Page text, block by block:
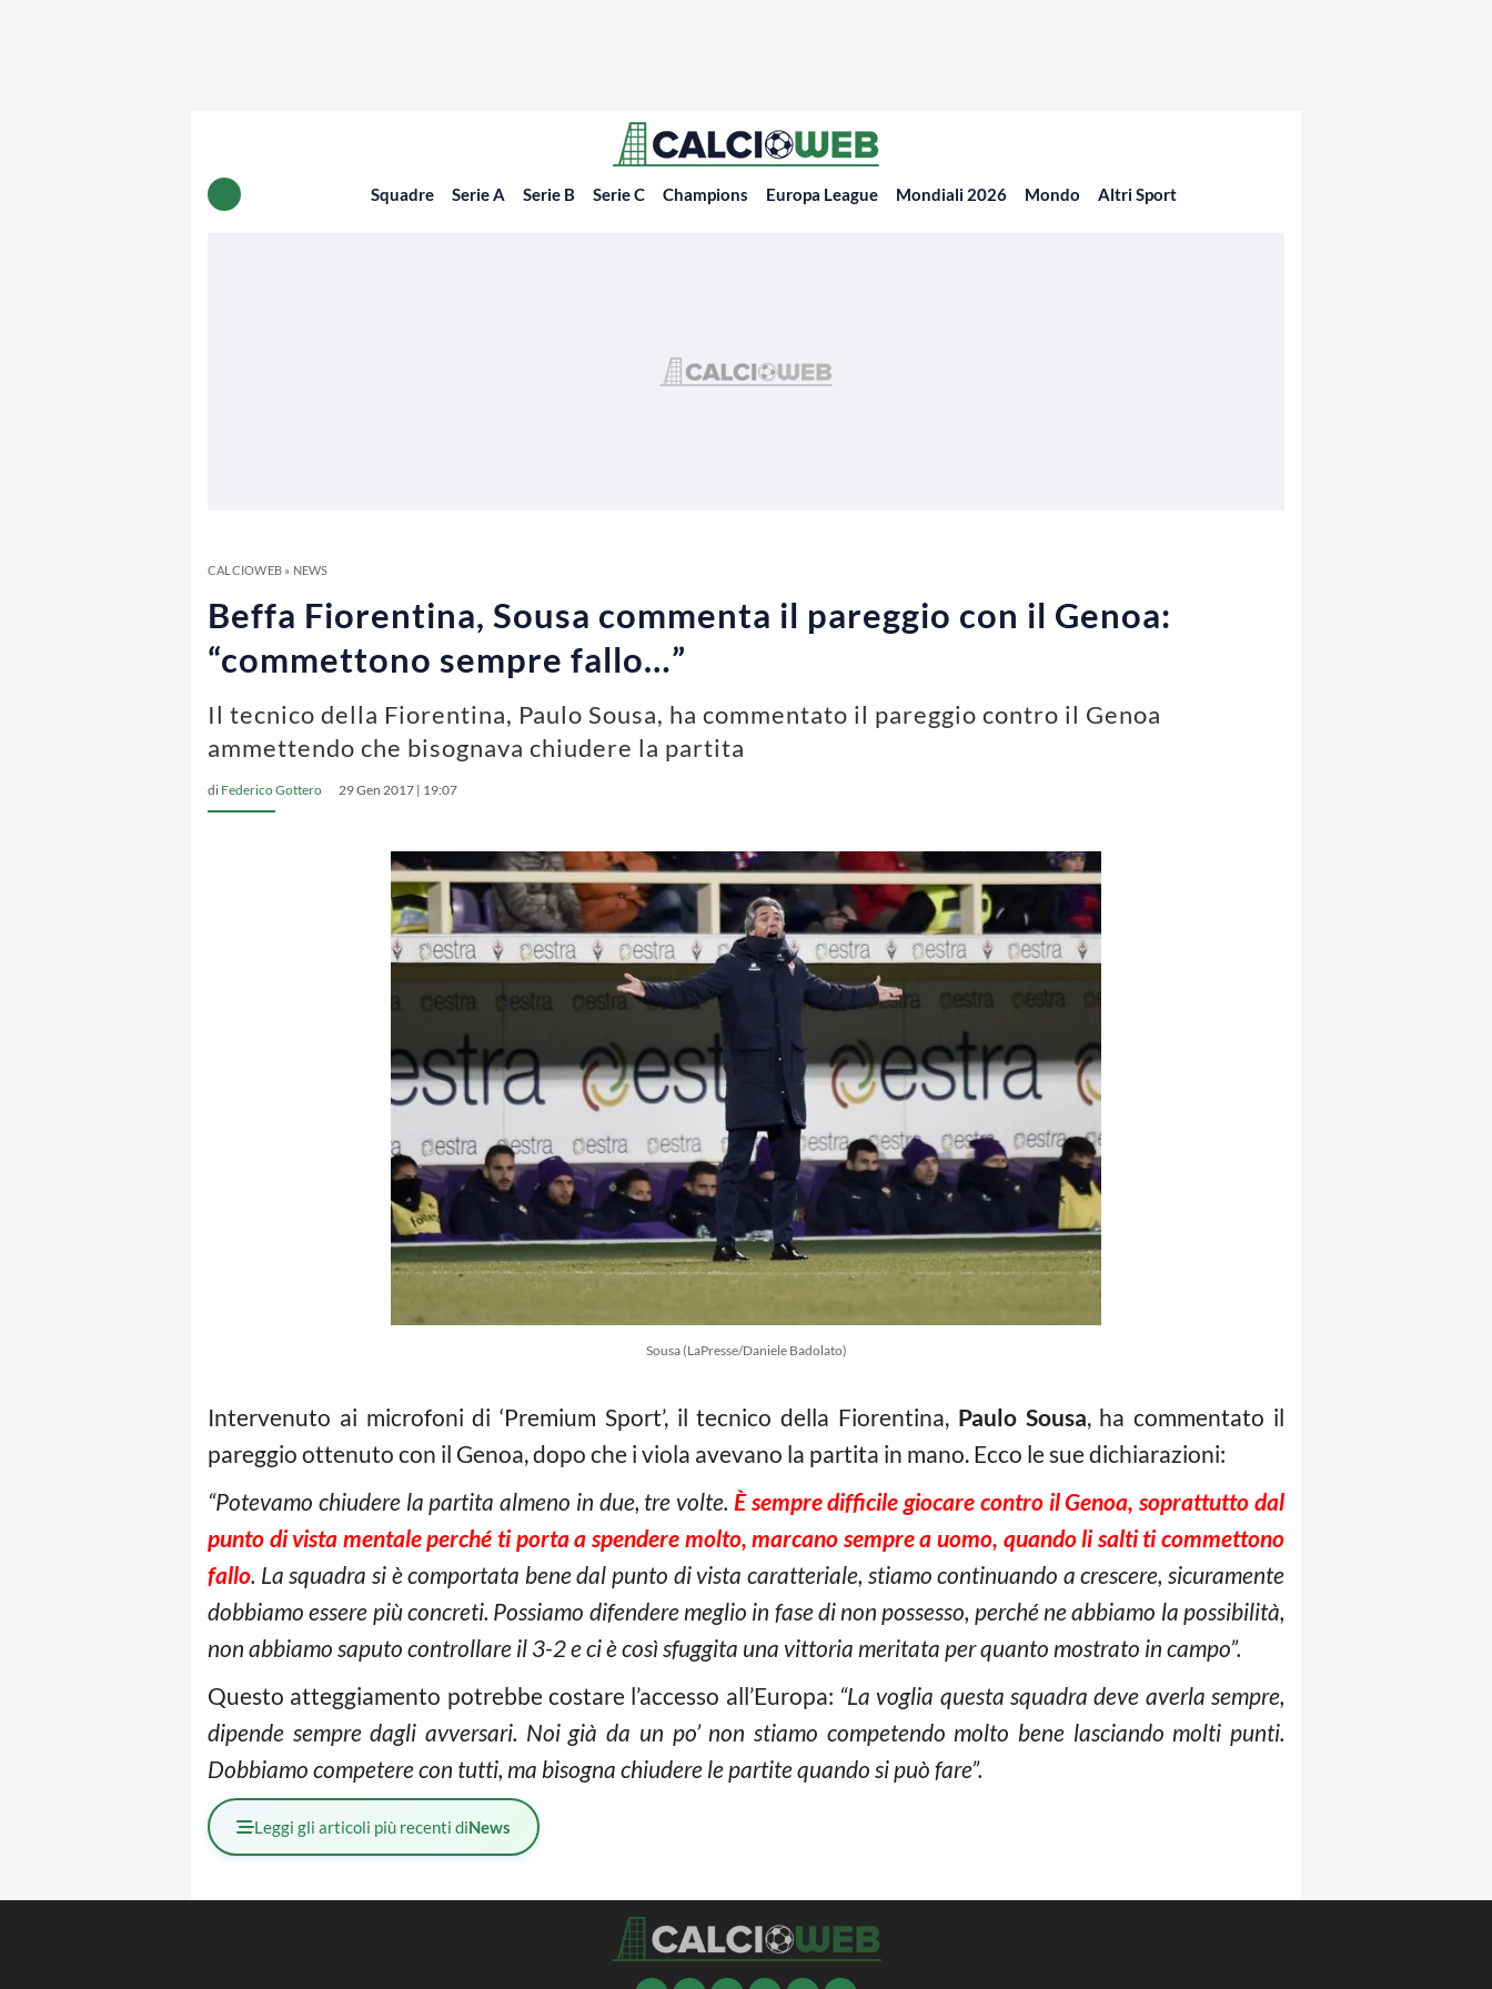
Squadre Serie A Serie B Serie C Champions Europa League Mondiali 2026 Mondo Altri Sport
CALCIOWEB» NEWS
Beffa Fiorentina, Sousa commenta il pareggio con il Genoa:
“commettono sempre fallo…”
Il tecnico della Fiorentina, Paulo Sousa, ha commentato il pareggio contro il Genoa
ammettendo che bisognava chiudere la partita
di Federico Gottero 29 Gen 2017 | 19:07
Sousa (LaPresse/Daniele Badolato)
Intervenuto ai microfoni di ‘Premium Sport’, il tecnico della Fiorentina, Paulo Sousa, ha commentato il
pareggio ottenuto con il Genoa, dopo che i viola avevano la partita in mano. Ecco le sue dichiarazioni:
“Potevamo chiudere la partita almeno in due, tre volte. È sempre difficile giocare contro il Genoa, soprattutto dal
punto di vista mentale perché ti porta a spendere molto, marcano sempre a uomo, quando li salti ti commettono
fallo. La squadra si è comportata bene dal punto di vista caratteriale, stiamo continuando a crescere, sicuramente
dobbiamo essere più concreti. Possiamo difendere meglio in fase di non possesso, perché ne abbiamo la possibilità,
non abbiamo saputo controllare il 3-2 e ci è così sfuggita una vittoria meritata per quanto mostrato in campo”.
Questo atteggiamento potrebbe costare l’accesso all’Europa: “La voglia questa squadra deve averla sempre,
dipende sempre dagli avversari. Noi già da un po’ non stiamo competendo molto bene lasciando molti punti.
Dobbiamo competere con tutti, ma bisogna chiudere le partite quando si può fare”.
Leggi gli articoli più recenti diNews